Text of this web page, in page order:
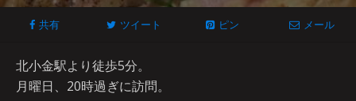
共有 ツイート ピン メール
北小金駅より徒歩5分。
月曜日、20時過ぎに訪問。